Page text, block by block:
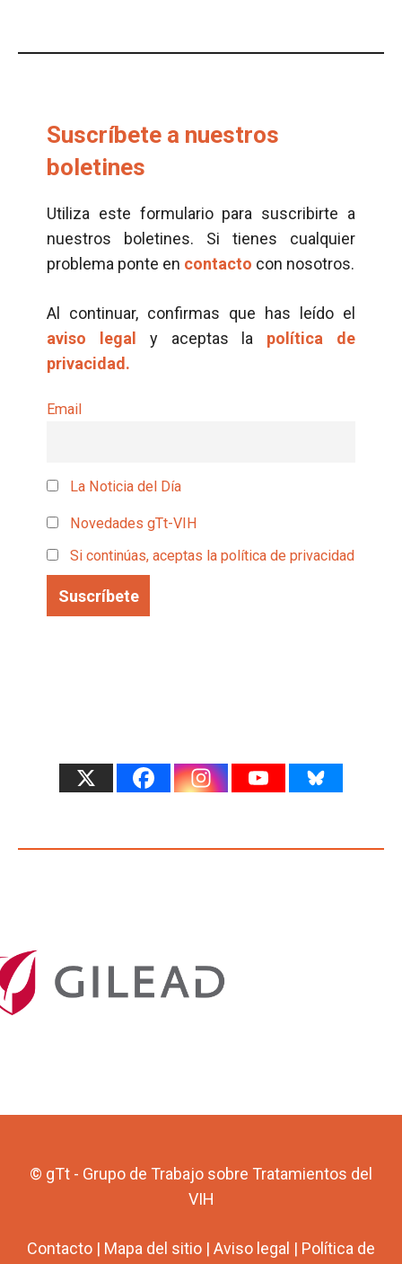
Suscríbete a nuestros
boletines
Utiliza este formulario para suscribirte a
nuestros boletines. Si tienes cualquier
problema ponte en contacto con nosotros.
Al continuar, confirmas que has leído el
aviso legal y aceptas la política de
privacidad.
Email
La Noticia del Día
Novedades gTt-VIH
Si continúas, aceptas la política de privacidad
© gTt - Grupo de Trabajo sobre Tratamientos del
VIH
Contacto | Mapa del sitio | Aviso legal | Política de